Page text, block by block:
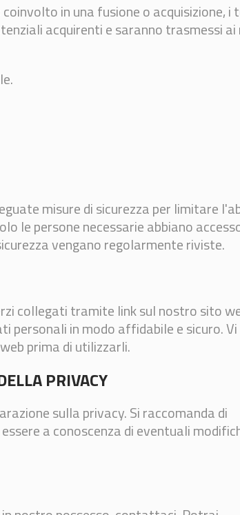
in una fusione o acquisizione, i
acquirenti e saranno trasmessi ai
misure di sicurezza per limitare
le persone necessarie abbiano
vengano regolarmente riviste.
collegati tramite link sul nostro sito
personali in modo affidabile e sicuro. Vi
prima di utilizzarli.
PRIVACY
sulla privacy. Si raccomanda di
a conoscenza di eventuali